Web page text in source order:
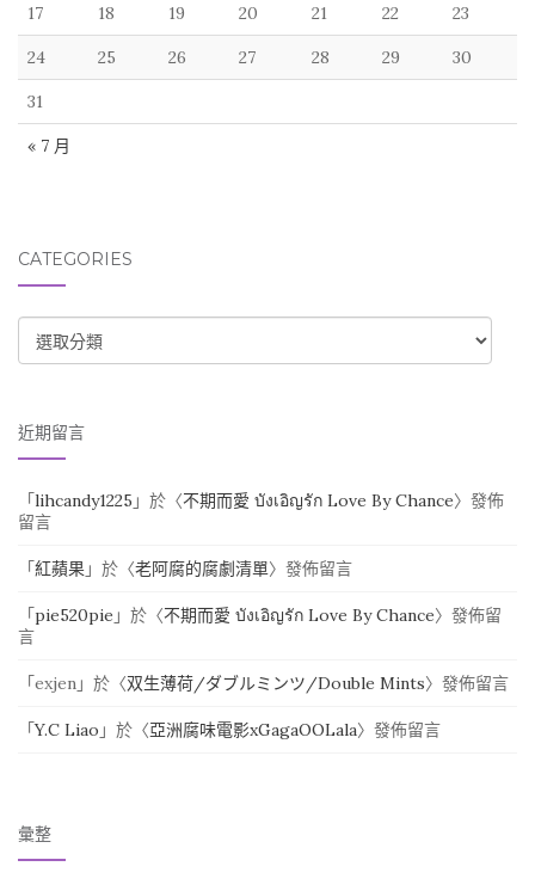
« 7 月
17 18 19 20 21 22 23
24 25 26 27 28 29 30
31
CATEGORIES
CATEGORIES
近期留言
「lihcandy1225 」於〈不期而愛 บังเอิญรัก Love By Chance〉發佈
留言
「紅蘋果 」於〈老阿腐的腐劇清單〉發佈留言
「pie520pie 」於〈不期而愛 บังเอิญรัก Love By Chance〉發佈留
言
「exjen 」於〈双生薄荷/ダブルミンツ/Double Mints〉發佈留言
「Y.C Liao 」於〈亞洲腐味電影xGagaOOLala〉發佈留言
彙整